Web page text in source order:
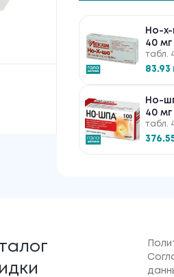
Но-
40
табл.
83.93
Но-
40
табл.